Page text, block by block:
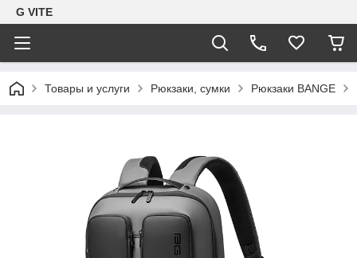
G VITE
Товары и услуги Рюкзаки, сумки Рюкзаки BANGE